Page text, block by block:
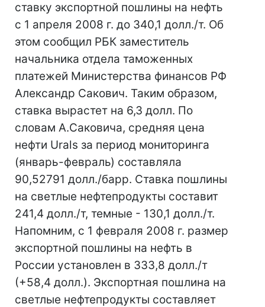
ставку экспортной пошлины на нефть
с 1 апреля 2008 г. до 340,1 долл./т. Об
этом сообщил РБК заместитель
начальника отдела таможенных
платежей Министерства финансов РФ
Александр Сакович. Таким образом,
ставка вырастет на 6,3 долл. По
словам А.Саковича, средняя цена
нефти Urals за период мониторинга
(январь-февраль) составляла
90,52791 долл./барр. Ставка пошлины
на светлые нефтепродукты составит
241,4 долл./т, темные - 130,1 долл./т.
Напомним, с 1 февраля 2008 г. размер
экспортной пошлины на нефть в
России установлен в 333,8 долл./т
(+58,4 долл.). Экспортная пошлина на
светлые нефтепродукты составляет